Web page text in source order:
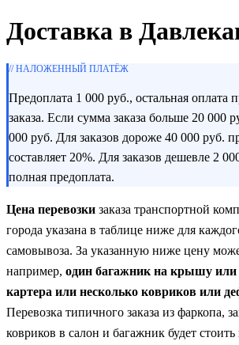
Доставка в
// НАЛОЖЕННЫЙ ПЛАТЁЖ
Предоплата 1 000 руб., остальная оплата
заказа. Если сумма заказа больше 20 000
000 руб. Для заказов дороже 40 000 руб.
составляет 20%. Для заказов дешевле 2
полная предоплата.
Цена перевозки заказа транспортной
города указана в таблице ниже для
самовывоза. За указанную ниже цену
например, один багажник на крышу
картера или несколько ковриков или
Перевозка типичного заказа из фаркопа,
ковриков в салон и багажник будет